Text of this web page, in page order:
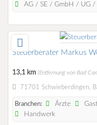
AG / SE / GmbH / UG /
Steuerberater Markus
13,1 km (Entfernung von Bad
71701 Schwieberdingen,
Branchen: Ärzte
Handwerk